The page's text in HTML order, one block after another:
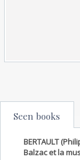
Seen books
BERTAULT
Balzac et la